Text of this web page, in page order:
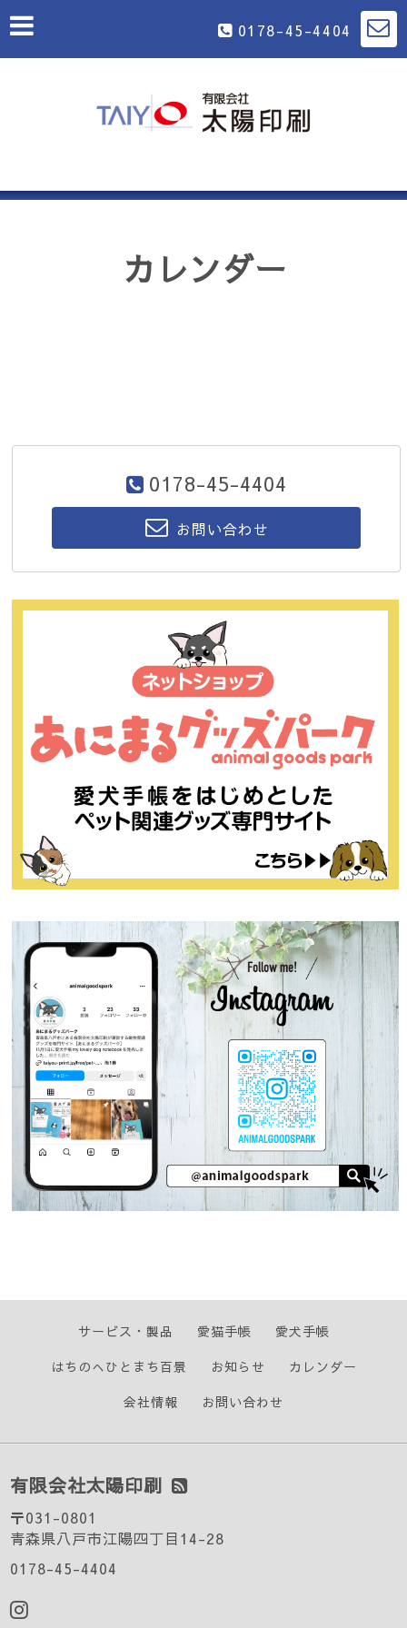
0178-45-4404
カレンダー
0178-45-4404
お問い合わせ
サービス・製品 愛猫手帳
愛犬手帳
はちのへひとまち百景
お知らせ
カレンダー
会社情報
お問い合わせ
有限会社太陽印刷
〒031-0801
青森県八戸市江陽四丁目14-28
0178-45-4404